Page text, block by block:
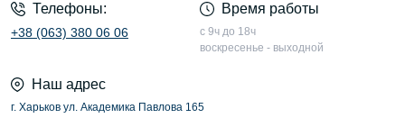
Телефоны:
+38 (063) 380 06 06
Время работы
с 9ч до 18ч
воскресенье - выходной
Наш адрес
г. Харьков ул. Академика Павлова 165